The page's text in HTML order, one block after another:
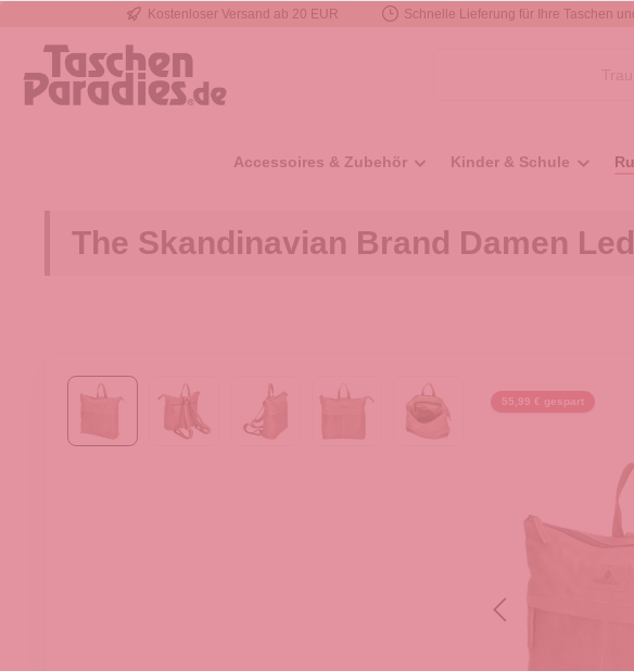
Zur Hauptnavigation springen
Kostenloser Versand ab 20 EUR Schnelle Lieferung für Ihre Taschen
Accessoires & Zubehör Kinder & Schule
The Skandinavian Brand Damen
55,99 € gespart